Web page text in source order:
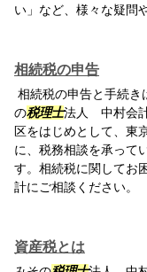
い」など、様々な疑問
相続税の申告
相続税の申告と手続き
の税理士法人 中村会計
区をはじめとして、東
に、税務相談を承って
す。相続税に関してお
計にご相談ください。
資産税とは